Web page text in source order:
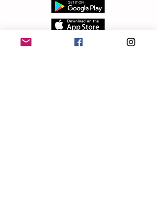
Fale conosco